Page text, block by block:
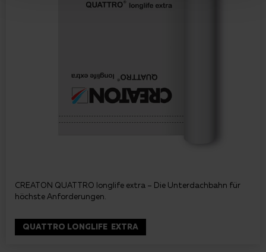
CREATON QUATTRO longlife extra – Die Unterdachbahn für
höchste Anforderungen.
QUATTRO LONGLIFE EXTRA